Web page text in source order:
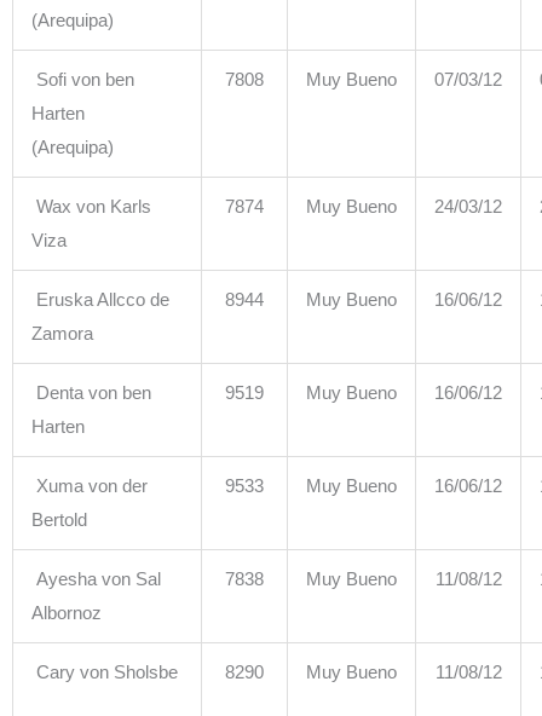
(Arequipa)
Sofi von ben
Harten
(Arequipa)
7808 Muy Bueno 07/03/12
Wax von Karls
Viza
7874 Muy Bueno 24/03/12
Eruska Allcco de
Zamora
8944 Muy Bueno 16/06/12
Denta von ben
Harten
9519 Muy Bueno 16/06/12
Xuma von der
Bertold
9533 Muy Bueno 16/06/12
Ayesha von Sal
Albornoz
7838 Muy Bueno 11/08/12
Cary von Sholsbe 8290 Muy Bueno 11/08/12